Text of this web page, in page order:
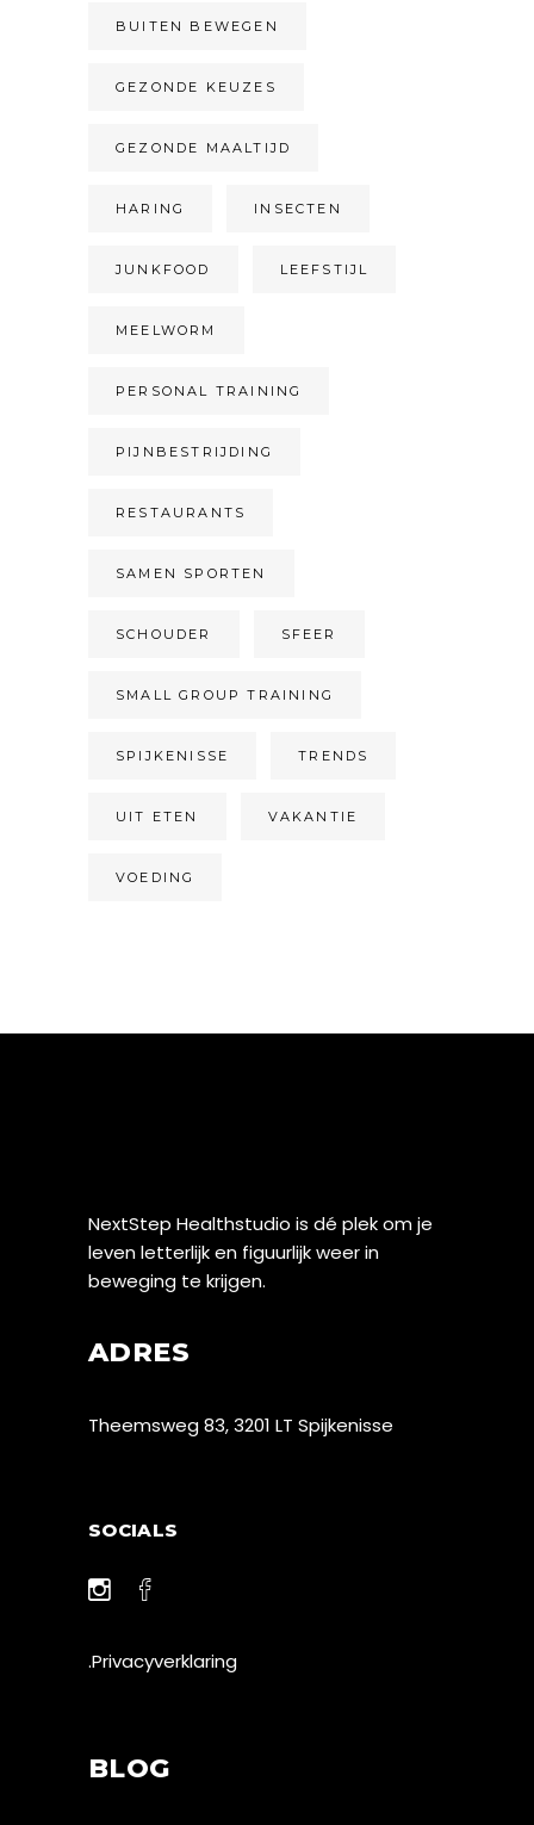
BUITEN BEWEGEN
GEZONDE KEUZES
GEZONDE MAALTIJD
HARING INSECTEN
JUNKFOOD LEEFSTIJL
MEELWORM
PERSONAL TRAINING
PIJNBESTRIJDING
RESTAURANTS
SAMEN SPORTEN
SCHOUDER SFEER
SMALL GROUP TRAINING
SPIJKENISSE TRENDS
UIT ETEN VAKANTIE
VOEDING
NextStep Healthstudio is dé plek om je
leven letterlijk en figuurlijk weer in
beweging te krijgen.
ADRES
Theemsweg 83, 3201 LT Spijkenisse
SOCIALS
.Privacyverklaring
BLOG